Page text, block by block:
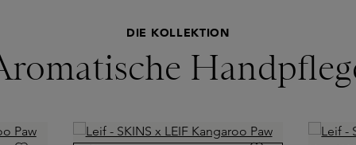
DIE KOLLEKTION